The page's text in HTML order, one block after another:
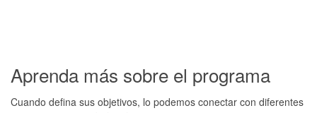
Aprenda más sobre el programa
Cuando defina sus objetivos, lo podemos conectar con diferentes